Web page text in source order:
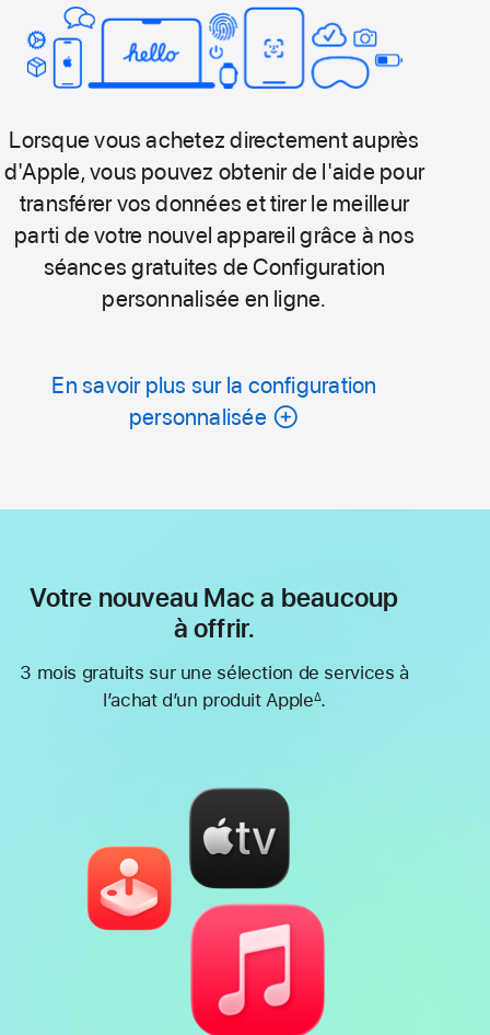
Lorsque vous achetez directement auprès
d'Apple, vous pouvez obtenir de l'aide pour
transférer vos données et tirer le meilleur
parti de votre nouvel appareil grâce à nos
séances gratuites de Configuration
personnalisée en ligne.
En savoir plus sur la configuration
personnalisée
Votre nouveau Mac a beaucoup
à offrir.
3 mois gratuits sur une sélection de services à
l’achat d’un produit Apple∆.